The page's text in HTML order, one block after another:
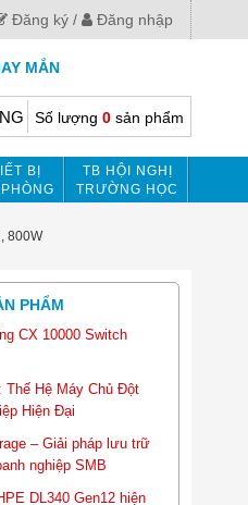
Đăng ký Đăng nhập
MẮN
Số lượng 0sản phẩm
BỊ
TB HỘI NGHỊ
TRƯỜNG HỌC
800W
PHẨM
CX 10000 Switch
Thế Hệ Máy Chủ Đột
Hiện Đại
– Giải pháp lưu trữ
nghiệp SMB
DL340 Gen12 hiện